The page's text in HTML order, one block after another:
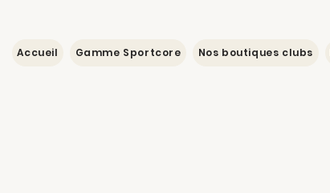
Accueil Gamme Sportcore Nos boutiques clubs